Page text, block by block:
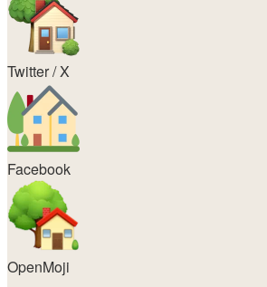
Twitter / X
Facebook
OpenMoji